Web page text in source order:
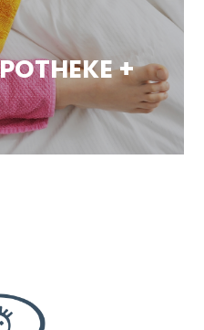
+
+